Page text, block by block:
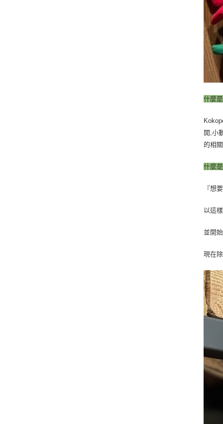
什麼
開,小
的相
什麼
『想
以這
並開
現在